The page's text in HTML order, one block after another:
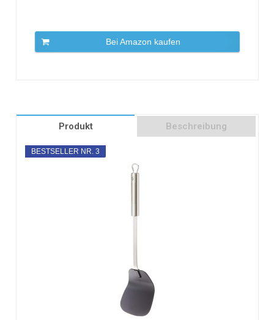
Bei Amazon kaufen
Produkt Beschreibung
BESTSELLER NR. 3